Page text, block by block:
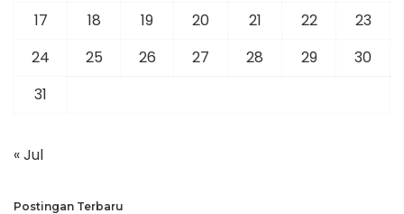
17
18 19 20 21 22
23
24
25 26 27 28 29
30
31
« Jul
Postingan Terbaru